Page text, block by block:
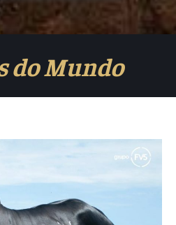
do Mundo